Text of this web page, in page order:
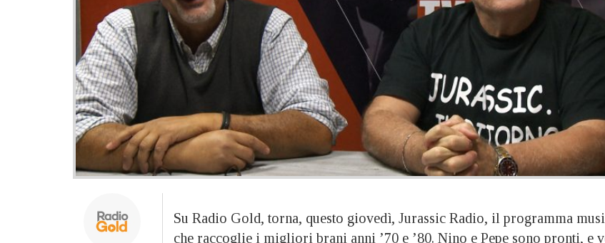
Su Radio Gold, torna, questo giovedì, Jurassic Radio, il programma
che raccoglie i migliori brani anni ’70 e ’80. Nino e Pepe sono pronti, e